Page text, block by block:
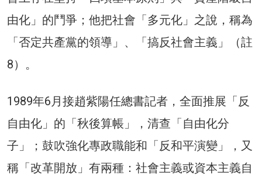
由化」的鬥爭；他把社會「多元化」之說，稱為
「否定共產黨的領導」、「搞反社會主義」（註
8）。
1989年6月接趙紫陽任總書記者，全面推展「反
自由化」的「秋後算帳」，清查「自由化分
子」；鼓吹強化專政職能和「反和平演變」，又
稱「改革開放」有兩種：社會主義或資本主義自